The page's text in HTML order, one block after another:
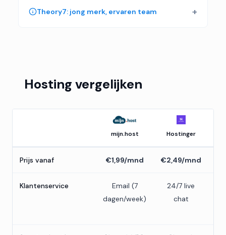
Theory7: jong merk, ervaren team
Hosting vergelijken
mijn.host Hostinger
Prijs vanaf €1,99/mnd €2,49/mnd
Klantenservice
Email (7
dagen/week)
24/7 live
chat